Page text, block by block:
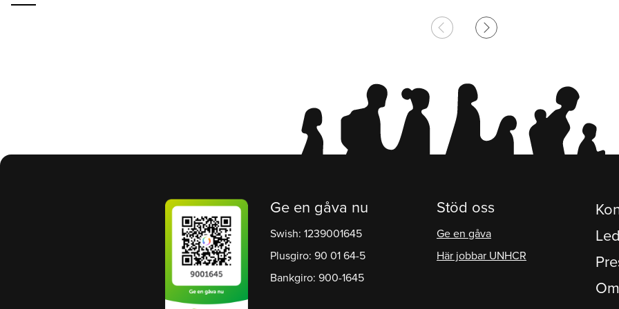
chevron_left chevron_right
Ge en gåva nu
Swish: 1239001645
Plusgiro: 90 01 64-5
Bankgiro: 900-1645
Stöd oss
Ge en gåva
Här jobbar UNHCR